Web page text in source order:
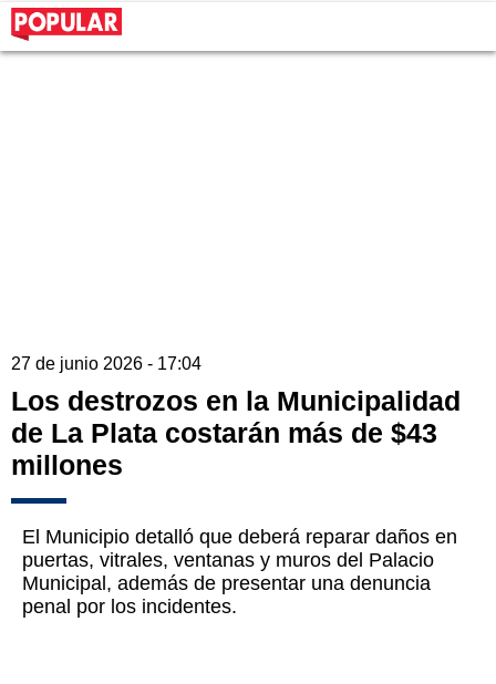
27 de junio 2026 - 17:04
Los destrozos en la Municipalidad
de La Plata costarán más de $43
millones
El Municipio detalló que deberá reparar daños en
puertas, vitrales, ventanas y muros del Palacio
Municipal, además de presentar una denuncia
penal por los incidentes.